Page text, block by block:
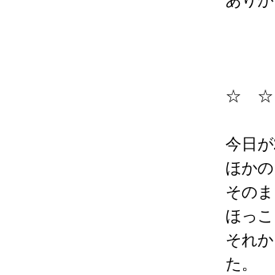
☆　☆
今日が
ほか
その
ほっ
それ
た。